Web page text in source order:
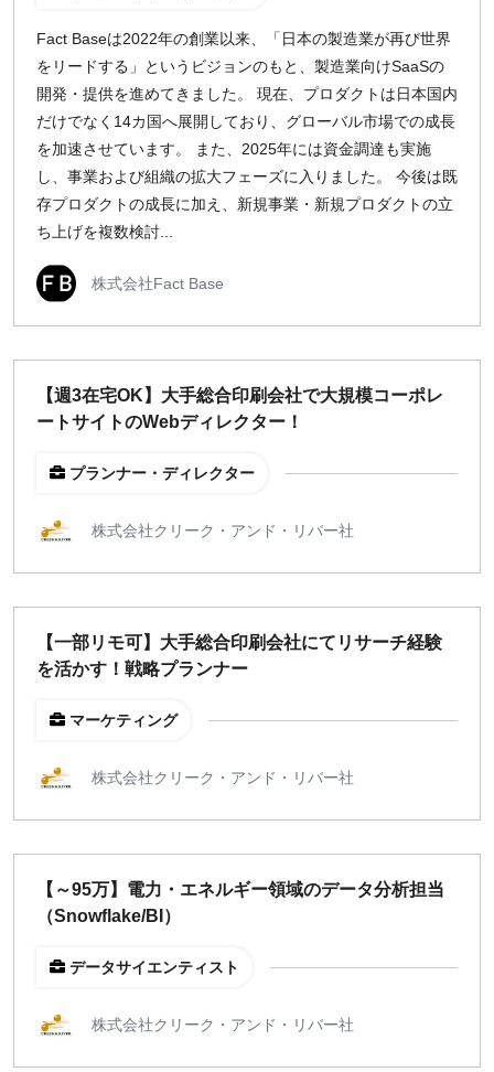
Fact Baseは2022年の創業以来、「日本の製造業が再び世界
をリードする」というビジョンのもと、製造業向けSaaSの
開発・提供を進めてきました。 現在、プロダクトは日本国内
だけでなく14カ国へ展開しており、グローバル市場での成長
を加速させています。 また、2025年には資金調達も実施
し、事業および組織の拡大フェーズに入りました。 今後は既
存プロダクトの成長に加え、新規事業・新規プロダクトの立
ち上げを複数検討...
株式会社Fact Base
【週3在宅OK】大手総合印刷会社で大規模コーポレ
ートサイトのWebディレクター！
プランナー・ディレクター
株式会社クリーク・アンド・リバー社
【一部リモ可】大手総合印刷会社にてリサーチ経験
を活かす！戦略プランナー
マーケティング
株式会社クリーク・アンド・リバー社
【～95万】電力・エネルギー領域のデータ分析担当
（Snowflake/BI）
データサイエンティスト
株式会社クリーク・アンド・リバー社